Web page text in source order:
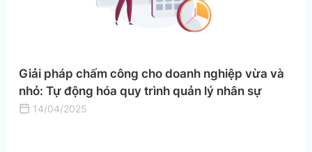
Giải pháp chấm công cho doanh nghiệp vừa và
nhỏ: Tự động hóa quy trình quản lý nhân sự
14/04/2025